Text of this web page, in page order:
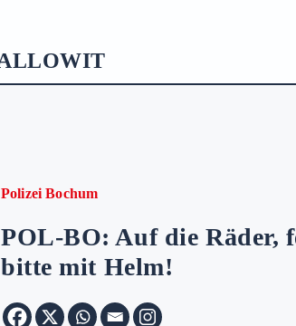
Polizei Bochum
POL-BO: Auf die Räder,
bitte mit Helm!